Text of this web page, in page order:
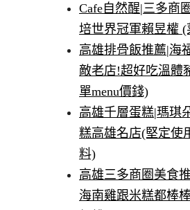
Cafe自然醒|三多商
培世界冠軍賴昱權 (
高雄排骨飯推薦|海
敵老店!超好吃溫體
單menu價錢)
高雄千層蛋糕|瑪琪
糕高雄名店(堅定使
料)
高雄三多商圈美食
海南雞跟米糕都棒